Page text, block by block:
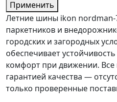
Применить
Летние шины ikon
паркетников и
городских и загородных
обеспечивает
комфорт при движении.
гарантией качества —
только проверенные